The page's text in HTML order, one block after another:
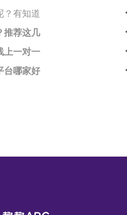
？有知道
推荐这几
上一对一
台哪家好